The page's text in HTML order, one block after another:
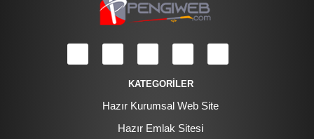
KATEGORİLER
Hazır Kurumsal Web Site
Hazır Emlak Sitesi